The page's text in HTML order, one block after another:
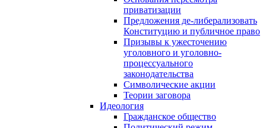
приватизации
Предложения де-либерализовать
Конституцию и публичное право
Призывы к ужесточению
уголовного и уголовно-
процессуального
законодательства
Символические акции
Теории заговора
Идеология
Гражданское общество